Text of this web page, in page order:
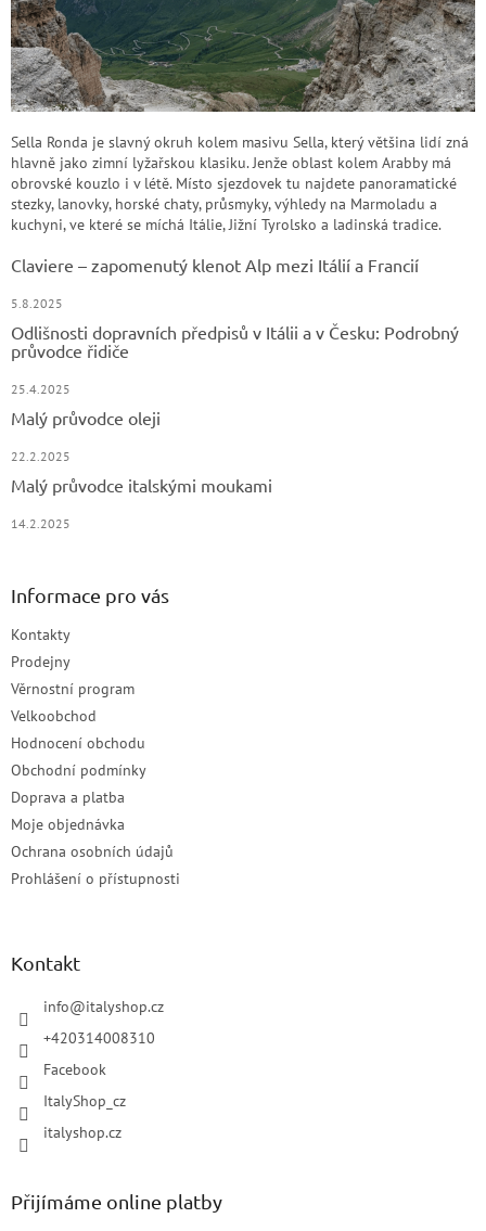
Sella Ronda je slavný okruh kolem masivu Sella, který většina lidí zná
hlavně jako zimní lyžařskou klasiku. Jenže oblast kolem Arabby má
obrovské kouzlo i v létě. Místo sjezdovek tu najdete panoramatické
stezky, lanovky, horské chaty, průsmyky, výhledy na Marmoladu a
kuchyni, ve které se míchá Itálie, Jižní Tyrolsko a ladinská tradice.
Claviere – zapomenutý klenot Alp mezi Itálií a Francií
5.8.2025
Odlišnosti dopravních předpisů v Itálii a v Česku: Podrobný
průvodce řidiče
25.4.2025
Malý průvodce oleji
22.2.2025
Malý průvodce italskými moukami
14.2.2025
Informace pro vás
Kontakty
Prodejny
Věrnostní program
Velkoobchod
Hodnocení obchodu
Obchodní podmínky
Doprava a platba
Moje objednávka
Ochrana osobních údajů
Prohlášení o přístupnosti
Kontakt
info@italyshop.cz
+420314008310
Facebook
ItalyShop_cz
italyshop.cz
Přijímáme online platby